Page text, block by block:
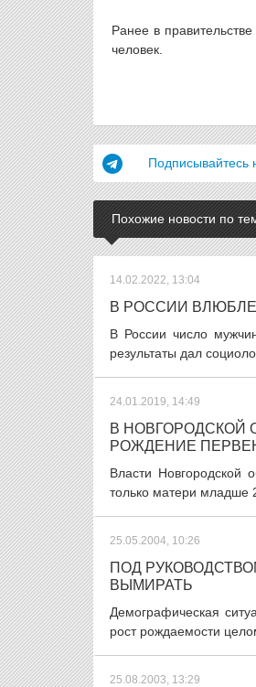
Ранее в
человек.
Подписывайтесь
Похожие новости по
14.02.2022, 13:04
В РОССИИ
В России число
результаты дал
24.01.2019, 14:49
В НОВГОРОДСКОЙ
РОЖДЕНИЕ
Власти Новгородской
только матери младше
25.05.2004, 10:26
ПОД
ВЫМИРАТЬ
Демографическая
рост рождаемости
25.08.2003, 13:29